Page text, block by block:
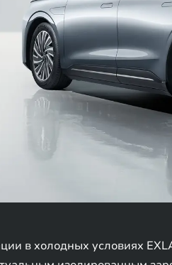
в холодных условиях